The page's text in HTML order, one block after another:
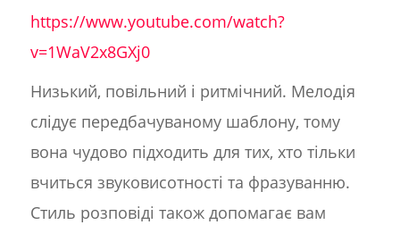
https://www.youtube.com/watch?
v=1WaV2x8GXj0
Низький, повільний і ритмічний. Мелодія
слідує передбачуваному шаблону, тому
вона чудово підходить для тих, хто тільки
вчиться звуковисотності та фразуванню.
Стиль розповіді також допомагає вам